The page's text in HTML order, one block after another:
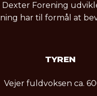
Dexter Forening
har til formål at
TYREN
​Vejer fuldvoksen ca.